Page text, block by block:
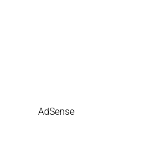
AdSense